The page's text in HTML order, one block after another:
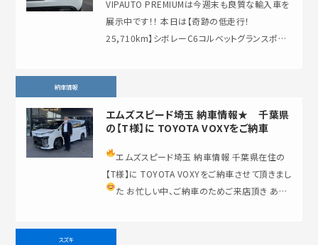
VIPAUTO PREMIUMは今週末も良質な輸入車を
展示中です！！ 本日は【奇跡の低走行！
25,710km】シボレーC6コルベットグランスポー
納車情報
エムズスピード埼玉 納車情報★ 千葉県
の【T様】に TOYOTA VOXYをご納車
エムズスピード埼玉 納車情報 千葉県在住の
【T様】に TOYOTA VOXYをご納車させて頂きまし
た
スズキ